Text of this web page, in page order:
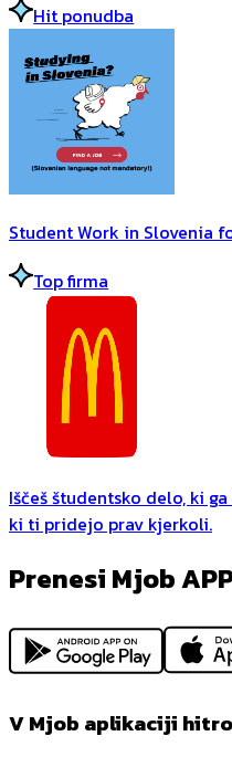
Hit ponudba
Student Work in Slovenia
Top firma
Iščeš študentsko delo, ki
ki ti pridejo prav kjerkoli.
Prenesi Mjob
V Mjob aplikaciji